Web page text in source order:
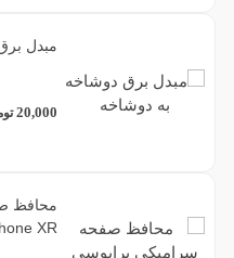
مبدل
20,000
XR